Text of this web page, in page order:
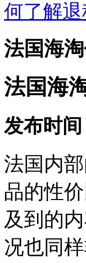
何了解退
法国海
法国海
发布时间
法国内
品的性
及到的
况也同